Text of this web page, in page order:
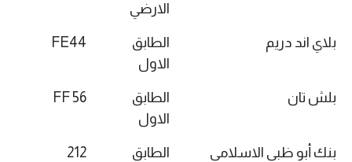
الارضي
بلاي اند دريم
الطابق
الاول
FE44
بلش تان
الطابق
الاول
FF 56
بنك أبو ظبي الاسلامي
الطابق
212